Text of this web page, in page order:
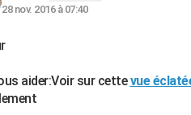
28 nov. 2016 à 07:40
aider:Voir sur cettevue